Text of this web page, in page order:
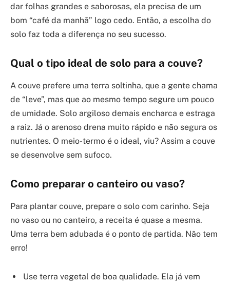
dar folhas grandes e saborosas, ela precisa de um
bom “café da manhã” logo cedo. Então, a escolha do
solo faz toda a diferença no seu sucesso.
Qual o tipo ideal de solo para a couve?
A couve prefere uma terra soltinha, que a gente chama
de “leve”, mas que ao mesmo tempo segure um pouco
de umidade. Solo argiloso demais encharca e estraga
a raiz. Já o arenoso drena muito rápido e não segura os
nutrientes. O meio-termo é o ideal, viu? Assim a couve
se desenvolve sem sufoco.
Como preparar o canteiro ou vaso?
Para plantar couve, prepare o solo com carinho. Seja
no vaso ou no canteiro, a receita é quase a mesma.
Uma terra bem adubada é o ponto de partida. Não tem
erro!
Use terra vegetal de boa qualidade. Ela já vem